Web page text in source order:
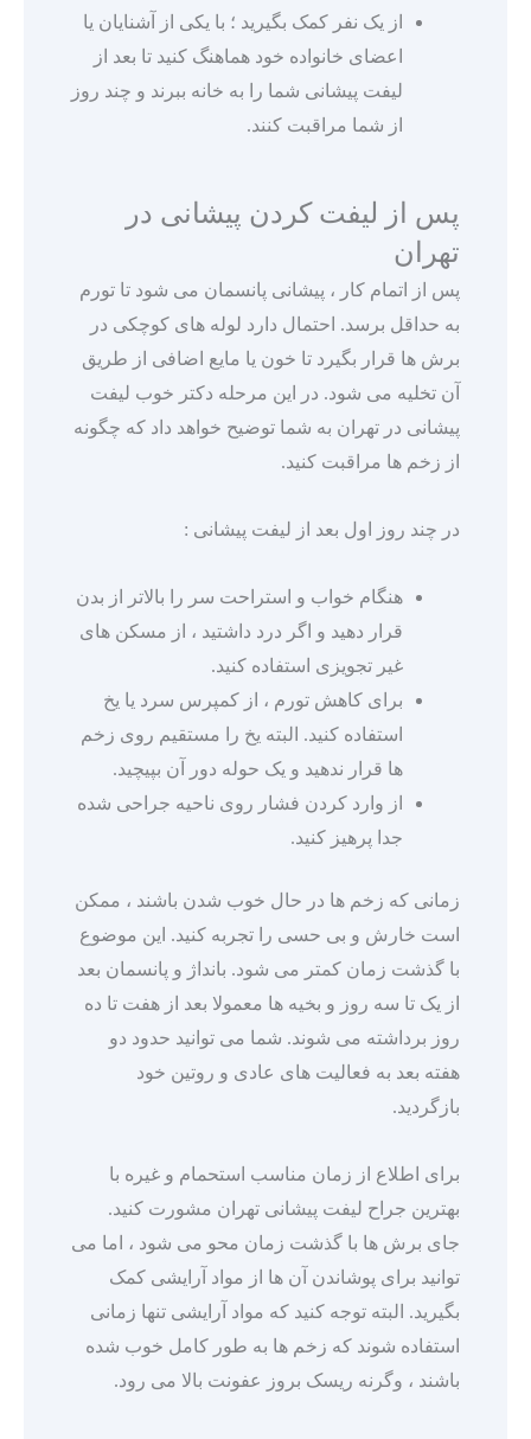
از یک نفر کمک بگیرید ؛ با یکی از آشنایان یا
اعضای خانواده خود هماهنگ کنید تا بعد از
لیفت پیشانی شما را به خانه ببرند و چند روز
از شما مراقبت کنند.
پس از لیفت کردن پیشانی در
تهران
پس از اتمام کار ، پیشانی پانسمان می شود تا تورم
به حداقل برسد. احتمال دارد لوله های کوچکی در
برش ها قرار بگیرد تا خون یا مایع اضافی از طریق
آن تخلیه می شود. در این مرحله دکتر خوب لیفت
پیشانی در تهران به شما توضیح خواهد داد که چگونه
از زخم ها مراقبت کنید.
در چند روز اول بعد از لیفت پیشانی :
هنگام خواب و استراحت سر را بالاتر از بدن
قرار دهید و اگر درد داشتید ، از مسکن های
غیر تجویزی استفاده کنید.
برای کاهش تورم ، از کمپرس سرد یا یخ
استفاده کنید. البته یخ را مستقیم روی زخم
ها قرار ندهید و یک حوله دور آن بپیچید.
از وارد کردن فشار روی ناحیه جراحی شده
جدا پرهیز کنید.
زمانی که زخم ها در حال خوب شدن باشند ، ممکن
است خارش و بی حسی را تجربه کنید. این موضوع
با گذشت زمان کمتر می شود. بانداژ و پانسمان بعد
از یک تا سه روز و بخیه ها معمولا بعد از هفت تا ده
روز برداشته می شوند. شما می توانید حدود دو
هفته بعد به فعالیت های عادی و روتین خود
بازگردید.
برای اطلاع از زمان مناسب استحمام و غیره با
بهترین جراح لیفت پیشانی تهران مشورت کنید.
جای برش ها با گذشت زمان محو می شود ، اما می
توانید برای پوشاندن آن ها از مواد آرایشی کمک
بگیرید. البته توجه کنید که مواد آرایشی تنها زمانی
استفاده شوند که زخم ها به طور کامل خوب شده
باشند ، وگرنه ریسک بروز عفونت بالا می رود.